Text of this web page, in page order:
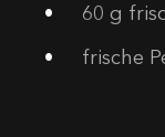
60 g
frische